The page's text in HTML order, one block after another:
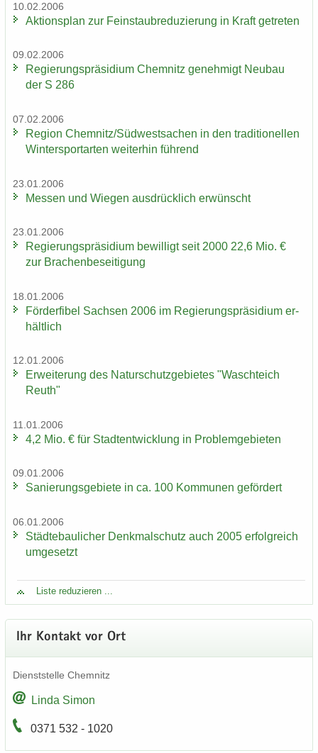
10.02.2006
Ak­ti­ons­plan zur Fein­staub­re­du­zie­rung in Kraft ge­tre­ten
09.02.2006
Re­gie­rungs­prä­si­di­um Chem­nitz ge­neh­migt Neu­bau
der S 286
07.02.2006
Re­gi­on Chem­nitz/Süd­west­sa­chen in den tra­di­tio­nel­len
Win­ter­sport­ar­ten wei­ter­hin füh­rend
23.01.2006
Mes­sen und Wie­gen aus­drück­lich er­wünscht
23.01.2006
Re­gie­rungs­prä­si­di­um be­wil­ligt seit 2000 22,6 Mio. €
zur Bra­chen­be­sei­ti­gung
18.01.2006
För­der­fi­bel Sach­sen 2006 im Re­gie­rungs­prä­si­di­um er­
hält­lich
12.01.2006
Er­wei­te­rung des Na­tur­schutz­ge­bie­tes "Wasch­teich
Reuth"
11.01.2006
4,2 Mio. € für Stadt­ent­wick­lung in Pro­blem­ge­bie­ten
09.01.2006
Sa­nie­rungs­ge­bie­te in ca. 100 Kom­mu­nen ge­för­dert
06.01.2006
Städ­te­bau­li­cher Denk­mal­schutz auch 2005 er­folg­reich
um­ge­setzt
Liste re­du­zie­ren ...
Ihr Kon­takt vor Ort
Dienst­stel­le Chem­nitz
Linda Simon
0371 532 - 1020